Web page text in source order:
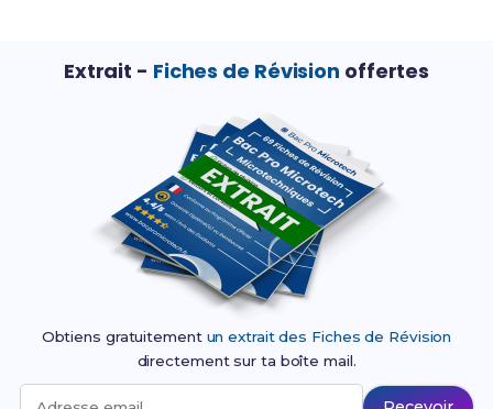
Extrait - Fiches de Révision offertes
Obtiens gratuitement un extrait des Fiches de Révision
directement sur ta boîte mail.